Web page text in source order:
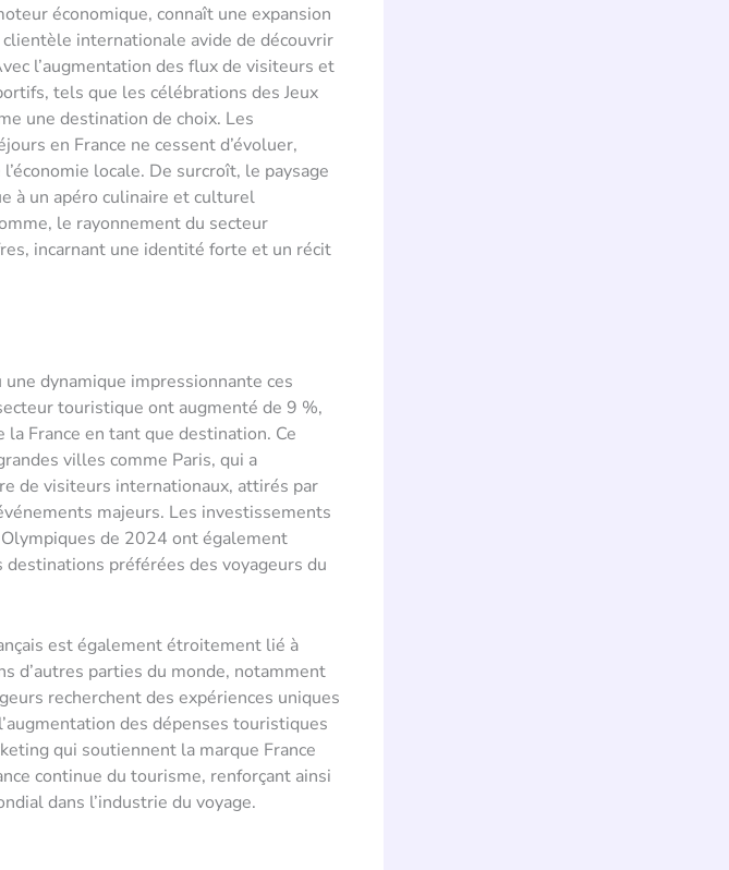
économique, connaît une expansion
internationale avide de découvrir
l’augmentation des flux de visiteurs et
tels que les célébrations des Jeux
une destination de choix. Les
en France ne cessent d’évoluer,
locale. De surcroît, le paysage
à un apéro culinaire et culturel
le rayonnement du secteur
incarnant une identité forte et un récit
dynamique impressionnante ces
touristique ont augmenté de 9 %,
France en tant que destination. Ce
villes comme Paris, qui a
de visiteurs internationaux, attirés par
majeurs. Les investissements
de 2024 ont également
préférées des voyageurs du
est également étroitement lié à
d’autres parties du monde, notamment
recherchent des expériences uniques
des dépenses touristiques
qui soutiennent la marque France
continue du tourisme, renforçant ainsi
dans l’industrie du voyage.